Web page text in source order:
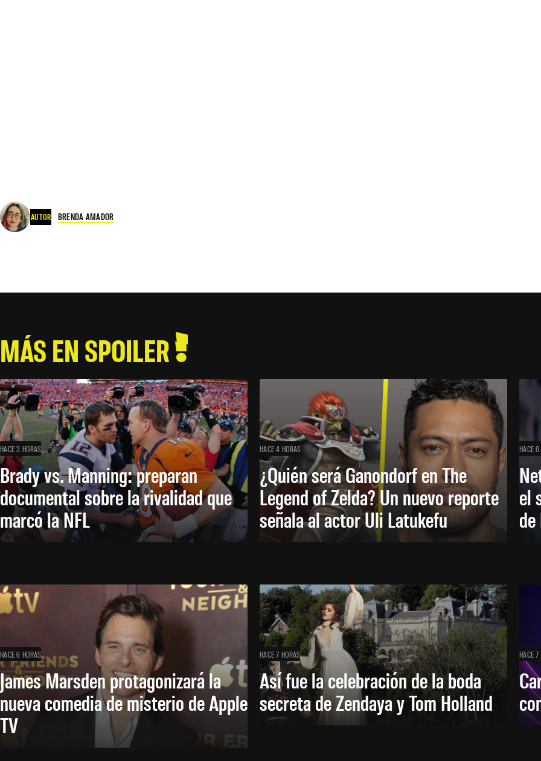
AUTOR BRENDA AMADOR
MÁS EN SPOILER
HACE 3 HORAS
Brady vs. Manning: preparan
documental sobre la rivalidad que
marcó la NFL
HACE 4 HORAS
¿Quién será Ganondorf en The
Legend of Zelda? Un nuevo reporte
señala al actor Uli Latukefu
HACE
el
HACE 6 HORAS
James Marsden protagonizará la
nueva comedia de misterio de Apple
TV
HACE 7 HORAS
Así fue la celebración de la boda
secreta de Zendaya y Tom Holland
HACE 7